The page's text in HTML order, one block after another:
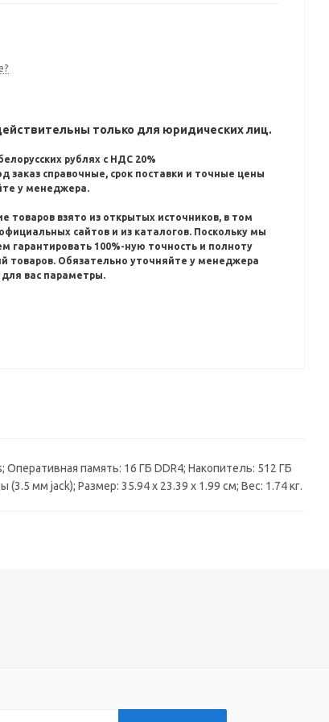
только для юридических лиц.
рублях с НДС 20%
заказ справочные, срок поставки и точные цены
у менеджера.
товаров взято из открытых источников, в том
сайтов и из каталогов. Поскольку мы
гарантировать 100%-ную точность и полноту
товаров. Обязательно уточняйте у менеджера
вас параметры.
Оперативная память: 16 ГБ DDR4; Накопитель: 512 ГБ
мм jack); Размер: 35.94 х 23.39 х 1.99 см; Вес: 1.74 кг.